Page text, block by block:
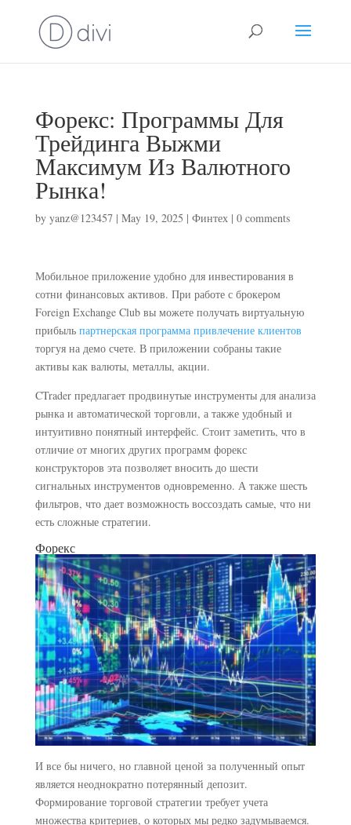
Форекс: Программы Для
Трейдинга Выжми
Максимум Из Валютного
Рынка!
by yanz@123457| May 19, 2025 | Финтех| 0 comments
Мобильное приложение удобно для инвестирования в
сотни финансовых активов. При работе с брокером
Foreign Exchange Club вы можете получать виртуальную
прибыль партнерская программа привлечение клиентов
торгуя на демо счете. В приложении собраны такие
активы как валюты, металлы, акции.
CTrader предлагает продвинутые инструменты для анализа
рынка и автоматической торговли, а также удобный и
интуитивно понятный интерфейс. Стоит заметить, что в
отличие от многих других программ форекс
конструкторов эта позволяет вносить до шести
сигнальных инструментов одновременно. А также шесть
фильтров, что дает возможность воссоздать самые, что ни
есть сложные стратегии.
Форекс
И все бы ничего, но главной ценой за полученный опыт
является неоднократно потерянный депозит.
Формирование торговой стратегии требует учета
множества критериев, о которых мы редко задумываемся.